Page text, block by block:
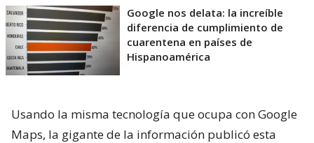
Google nos delata: la increíble
diferencia de cumplimiento de
cuarentena en países de
Hispanoamérica
Usando la misma tecnología que ocupa con Google
Maps, la gigante de la información publicó esta